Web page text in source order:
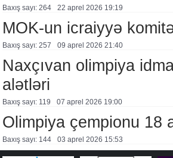
Baxış sayı: 264 22 aprel 2026 19:19
MOK-un icraiyyə
Baxış sayı: 257 09 aprel 2026 21:40
Naxçıvan olimpiya
alətləri
Baxış sayı: 119 07 aprel 2026 19:00
Olimpiya çempionu 18
Baxış sayı: 144 03 aprel 2026 15:53